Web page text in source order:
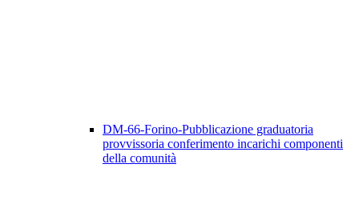
DM-66-Forino-Pubblicazione graduatoria
provvissoria conferimento incarichi componenti
della comunità